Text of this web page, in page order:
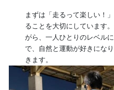
まずは「走るって楽しい！
ることを大切にしています
がら、一人ひとりのレベル
で、自然と運動が好きにな
きます。